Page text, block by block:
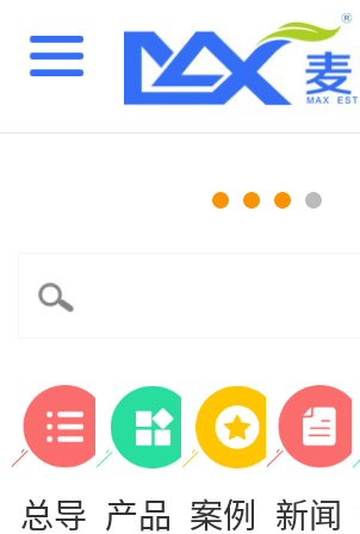
总导 产品 案例 新闻